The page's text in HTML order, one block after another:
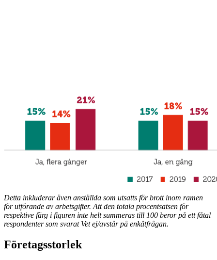
Detta inkluderar även anställda som utsatts för brott inom ramen
för utförande av arbetsgifter. Att den totala procentsatsen för
respektive färg i figuren inte helt summeras till 100 beror på ett fåtal
respondenter som svarat Vet ej/avstår på enkätfrågan.
Företagsstorlek